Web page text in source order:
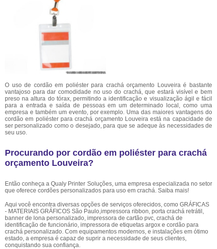
O uso de cordão em poliéster para crachá orçamento Louveira é bastante
vantajoso para dar comodidade no uso do crachá, que estará visível e bem
preso na altura do tórax, permitindo a identificação e visualização ágil e fácil
para a entrada e saída de pessoas em um determinado local, como uma
empresa e também um evento, por exemplo. Uma das maiores vantagens do
cordão em poliéster para crachá orçamento Louveira está na capacidade de
ser personalizado como o desejado, para que se adeque às necessidades de
seu uso.
Procurando por cordão em poliéster para crachá
orçamento Louveira?
Então conheça a Qualy Printer Soluções, uma empresa especializada no setor
que oferece cordões personalizados para uso em crachá. Saiba mais!
Aqui você encontra diversas opções de serviços oferecidos, como GRÁFICAS
- MATERIAIS GRÁFICOS São Paulo,impressora ribbon, porta crachá retrátil,
banner de lona personalizado, impressora de cartão pvc, crachá de
identificação de funcionário, impressora de etiquetas argox e cordão para
crachá personalizado. Com equipamentos modernos, e instalações em ótimo
estado, a empresa é capaz de suprir a necessidade de seus clientes,
conquistando sua confiança.